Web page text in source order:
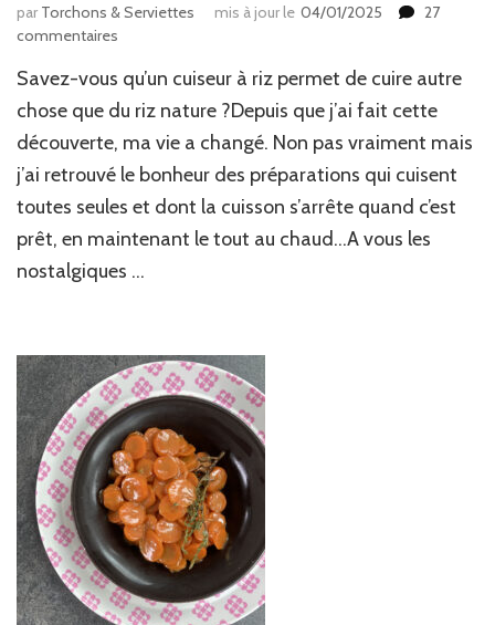
par Torchons & Serviettes mis à jour le 04/01/2025
27
commentaires
tiède
de
(au
cuiseur
riz)
Savez-vous qu’un cuiseur à riz permet de cuire autre
chose que du riz nature ?Depuis que j’ai fait cette
découverte, ma vie a changé. Non pas vraiment mais
j’ai retrouvé le bonheur des préparations qui cuisent
toutes seules et dont la cuisson s’arrête quand c’est
prêt, en maintenant le tout au chaud…A vous les
nostalgiques …